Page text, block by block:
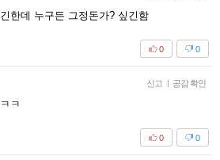
한데 누구든 그정돈가? 싶긴함
0
0
신고 | 공감 확인
ㅋ
0
0